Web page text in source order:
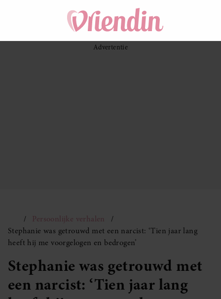
Persoonlijke verhalen
Stephanie was getrouwd met een narcist: ‘Tien jaar lang
heeft hij me voorgelogen en bedrogen’
Stephanie was getrouwd met
een narcist: ‘Tien jaar lang